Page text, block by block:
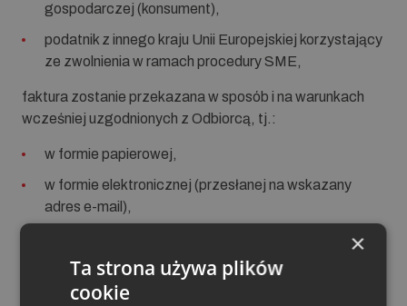
gospodarczej (konsument),
podatnik z innego kraju Unii Europejskiej korzystający
ze zwolnienia w ramach procedury SME,
faktura zostanie przekazana w sposób i na warunkach
wcześniej uzgodnionych z Odbiorcą, tj.:
w formie papierowej,
w formie elektronicznej (przesłanej na wskazany
adres e-mail),
Faktury przekazywane w powyższy sposób będą
opatrzonekodem QR
×
Ta strona używa plików
cookie